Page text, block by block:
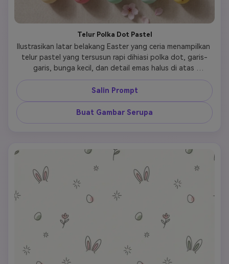
Telur Polka Dot Pastel
Ilustrasikan latar belakang Easter yang ceria menampilkan
telur pastel yang tersusun rapi dihiasi polka dot, garis-
garis, bunga kecil, dan detail emas halus di atas
permukaan netral yang lembut. Tambahkan kelopak bunga
yang tersebar dan bayangan halus untuk menciptakan
kedalaman tanpa keramaian. Gunakan pink, ungu muda,
mint, kuning mentega, dan krim untuk menjaga suasana
manis dan mengundang. Gambar akhir harus terasa bersih,
Salin Prompt
Buat Gambar Serupa